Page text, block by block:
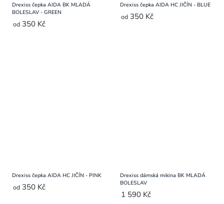
Drexiss čepka AIDA BK MLADÁ
BOLESLAV - GREEN
od 350 Kč
Drexiss čepka AIDA HC JIČÍN - BLUE
od 350 Kč
Drexiss čepka AIDA HC JIČÍN - PINK
od 350 Kč
Drexiss dámská mikina BK MLADÁ
BOLESLAV
1 590 Kč